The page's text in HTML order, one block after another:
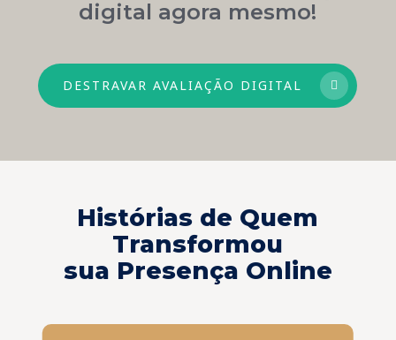
digital agora mesmo!
DESTRAVAR AVALIAÇÃO DIGITAL
Histórias de Quem
Transformou
sua Presença Online